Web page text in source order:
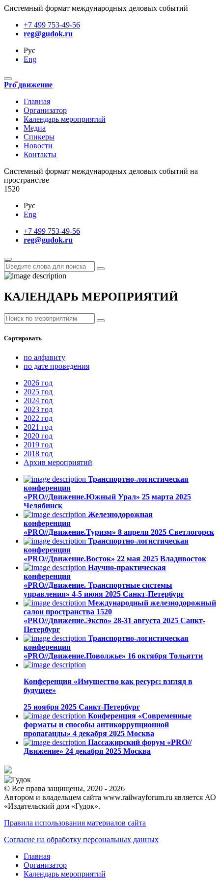
Системный формат международных деловых событий
+7 499 753-49-56
reg@gudok.ru
Рус
Eng
Pro движение
Главная
Организатор
Календарь мероприятий
Медиа
Спикеры
Новости
Контакты
Cистемный формат международных деловых событий на
пространстве
1520
Рус
Eng
+7 499 753-49-56
reg@gudok.ru
КАЛЕНДАРЬ МЕРОПРИЯТИЙ
Сортировать
по алфавиту
по дате проведения
2026 год
2025 год
2024 год
2023 год
2022 год
2021 год
2020 год
2019 год
2018 год
Архив мероприятий
Транспортно-логистическая
конференция
«PRO//Движение.Южный Урал» 25 марта 2025
Челябинск
Железнодорожная
конференция
«PRO//Движение.Туризм» 8 апреля 2025 Светлогорск
Транспортно-логистическая
конференция
«PRO//Движение.Восток» 22 мая 2025 Владивосток
Научно-практическая
конференция
«PRO//Движение. Транспортные системы
управления» 4-5 июня 2025 Санкт-Петербург
Международный железнодорожный
салон пространства 1520
«PRO//Движение.Экспо» 28-31 августа 2025 Санкт-
Петербург
Транспортно-логистическая
конференция
«PRO//Движение.Поволжье» 16 октября Тольятти
Конференция «Имущество как ресурс: взгляд в
будущее»
25 ноября 2025 Санкт-Петербург
Конференция «Современные
форматы и способы антикоррупционной
пропаганды» 4 декабря 2025 Москва
Пассажирский форум «PRO//
Движение» 24 декабря 2025 Москва
© Все права защищены, 2020 - 2026
Автором и владельцем сайта www.railwayforum.ru является АО
«Издательский дом «Гудок».
Правила использования материалов сайта
Согласие на обработку персональных данных
Главная
Организатор
Календарь мероприятий